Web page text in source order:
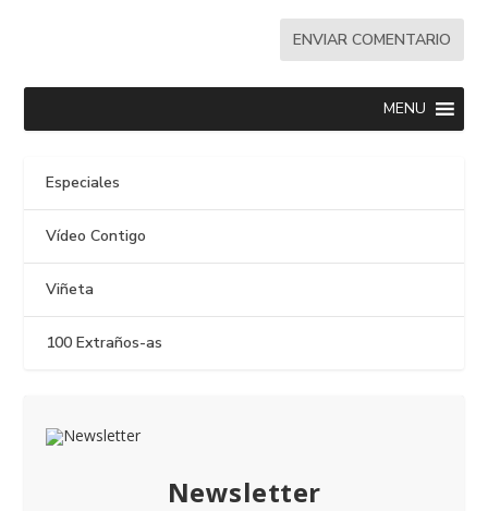
MENU
Especiales
Vídeo Contigo
Viñeta
100 Extraños-as
Newsletter